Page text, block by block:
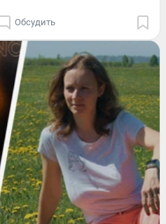
Обсудить